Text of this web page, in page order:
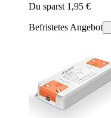
Du sparst 1,95 €
Befristetes Angebot